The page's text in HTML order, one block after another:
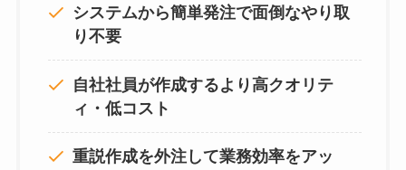
システムから簡単発注で面倒なやり取
り不要
自社社員が作成するより高クオリテ
ィ・低コスト
重説作成を外注して業務効率をアッ